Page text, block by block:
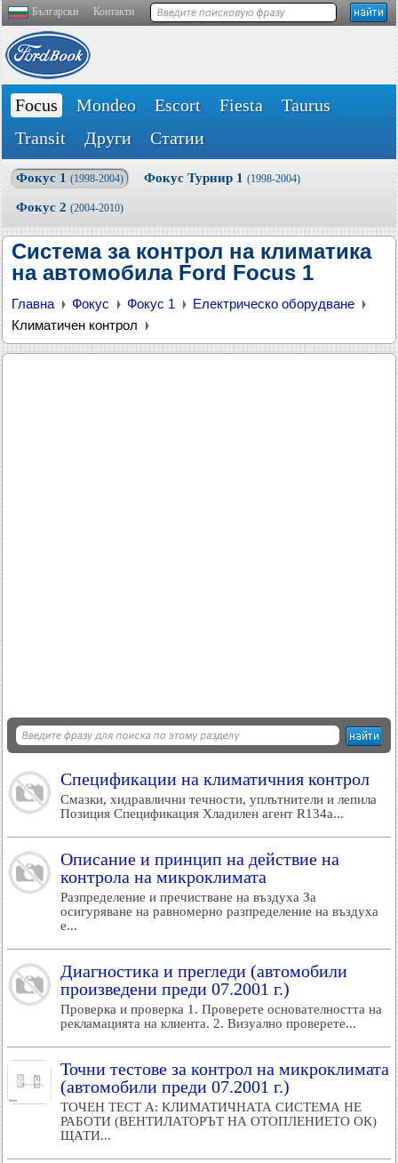
Български Контакти
Focus Mondeo Escort Fiesta
Taurus
Transit
Други Статии
Фокус 1 (1998-2004) Фокус Турнир 1 (1998-2004)
Фокус 2 (2004-2010)
Система за контрол на климатика
на автомобила Ford Focus 1
Главна Фокус Фокус 1
Електрическо оборудване
Климатичен контрол
Спецификации на климатичния контрол
Смазки, хидравлични течности, уплътнители и лепила
Позиция Спецификация Хладилен агент R134a...
Описание и принцип на действие на
контрола на микроклимата
Разпределение и пречистване на въздуха За
осигуряване на равномерно разпределение на въздуха
е...
Диагностика и прегледи (автомобили
произведени преди 07.2001 г.)
Проверка и проверка 1. Проверете основателността на
рекламацията на клиента. 2. Визуално проверете...
Точни тестове за контрол на микроклимата
(автомобили преди 07.2001 г.)
ТОЧЕН ТЕСТ A: КЛИМАТИЧНАТА СИСТЕМА НЕ
РАБОТИ (ВЕНТИЛАТОРЪТ НА ОТОПЛЕНИЕТО ОК)
ЩАТИ...